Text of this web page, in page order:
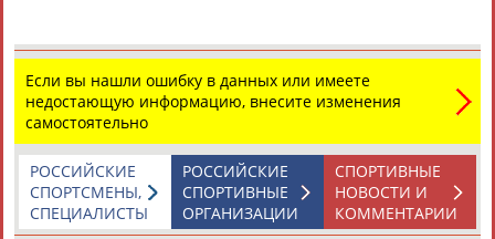
(Проект:Информационное агентство СТАДИОН)
27.12.2024
Список факелоносцев эстафеты олимпийского огня в
Екатеринбурге
...Александр Сергеевич Верещагин Денис Викторович
Веселов Вячеслав Сергеевич Вилисова Ольга Валерьевна ...
(Проект:Информационное агентство СТАДИОН
13.12.2013
Если вы нашли ошибку в данных или имеете
недостающую информацию, внесите изменения
самостоятельно
СПОРТИВНЫЕ
НОВОСТИ И
КОММЕНТАРИИ
РОССИЙСКИЕ
СПОРТИВНЫЕ
ОРГАНИЗАЦИИ
РОССИЙСКИЕ
СПОРТСМЕНЫ,
СПЕЦИАЛИСТЫ